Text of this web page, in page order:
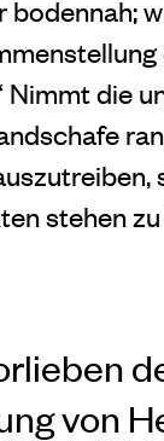
Nimmt die
stehen
von